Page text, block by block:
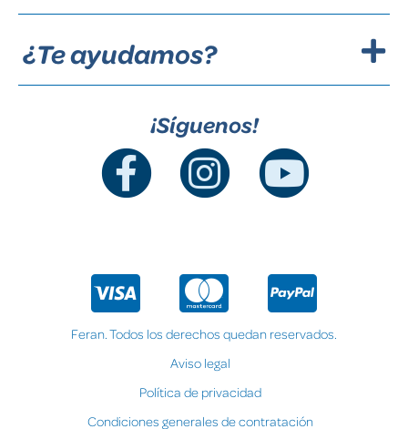
¿Te ayudamos?
¡Síguenos!
Feran. Todos los derechos quedan reservados.
Aviso legal
Política de privacidad
Condiciones generales de contratación